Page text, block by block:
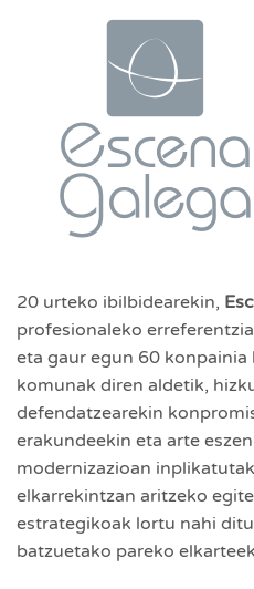
20 urteko ibilbidearekin,
profesionaleko
eta gaur egun 60
komunak diren aldetik,
defendatzearekin
erakundeekin eta arte
modernizazioan
elkarrekintzan aritzeko
estrategikoak lortu nahi
batzuetako pareko